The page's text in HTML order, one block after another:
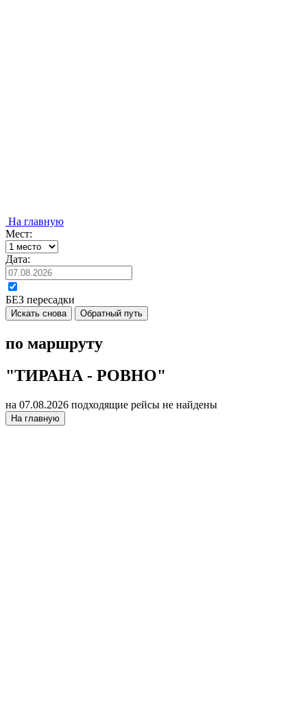
На главную
Мест:
Дата:
БЕЗ пересадки
Искать снова Обратный путь
по маршруту
"ТИРАНА - РОВНО"
на 07.08.2026 подходящие рейсы не найдены
На главную